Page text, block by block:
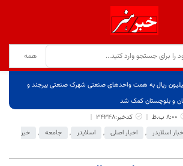
ریال به همت واحد‌های صنعتی شهرک صنعتی بیرجند و
و بلوچستان کمک شد
8:00 ب.ظ
کدخبر:34348
اسلایدر , اخبار اصلی , اسلایدر , جامعه ,
خبر